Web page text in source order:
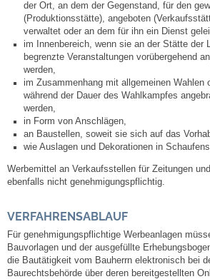
Rathaus
Aktuelles
Gemeindeverwaltung
Mitarbeiter
Schadensmeldungen
Bürgerservice
der Ort, an dem der Gegenstand, für den
(Produktionsstätte), angeboten
verwaltet oder an dem für ihn ein Dienst
im Innenbereich, wenn sie an der Stätte der
begrenzte Veranstaltungen vorübergehend
werden,
im Zusammenhang mit allgemeinen Wahlen
während der Dauer des Wahlkampfes
werden,
in Form von Anschlägen,
an Baustellen, soweit sie sich auf das
wie Auslagen und Dekorationen in
Werbemittel an Verkaufsstellen für Zeitungen
ebenfalls nicht genehmigungspflichtig.
VERFAHRENSABLAUF
Für genehmigungspflichtige Werbeanlagen
Bauvorlagen und der ausgefüllte
die Bautätigkeit vom Bauherrn elektronisch bei
Baurechtsbehörde über deren bereitgestellten